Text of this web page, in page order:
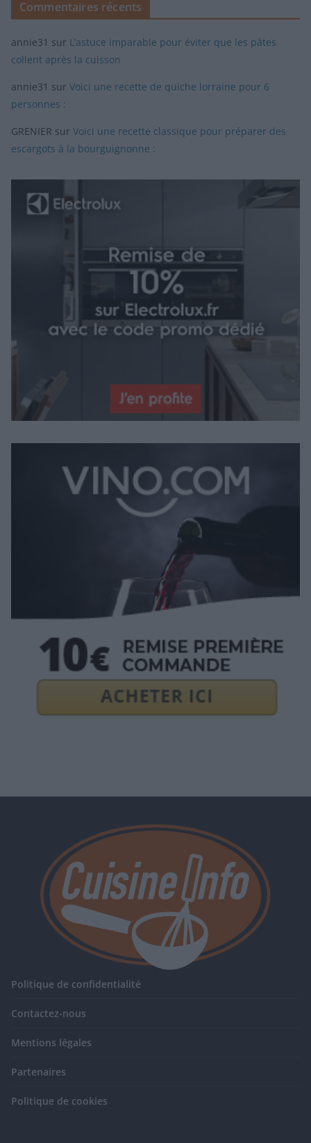
Commentaires récents
annie31 sur L’astuce imparable pour éviter que les pâtes
collent après la cuisson
annie31 sur Voici une recette de quiche lorraine pour 6
personnes :
GRENIER sur Voici une recette classique pour préparer des
escargots à la bourguignonne :
Politique de confidentialité
Contactez-nous
Mentions légales
Partenaires
Politique de cookies